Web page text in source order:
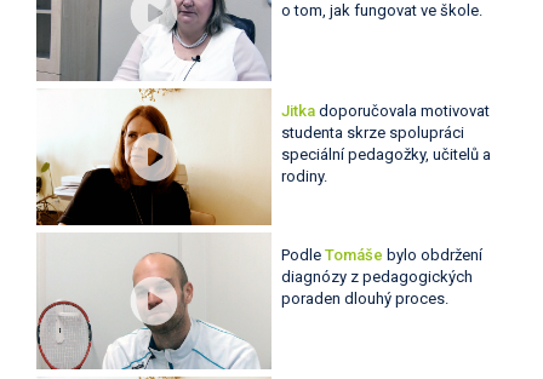
o tom, jak fungovat ve škole.
Jitka doporučovala motivovat
studenta skrze spolupráci
speciální pedagožky, učitelů a
rodiny.
Podle Tomáše bylo obdržení
diagnózy z pedagogických
poraden dlouhý proces.